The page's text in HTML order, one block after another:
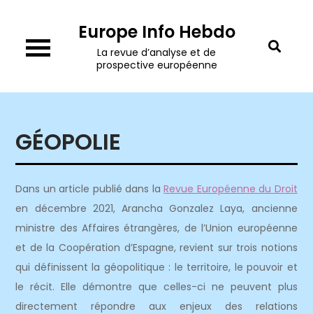
content
Europe Info Hebdo
La revue d’analyse et de
prospective européenne
GÉOPOLIE
Dans un article publié dans laRevue Européenne du Droit
en décembre 2021, Arancha Gonzalez Laya, ancienne
ministre des Affaires étrangères, de l’Union européenne
et de la Coopération d’Espagne, revient sur trois notions
qui définissent la géopolitique : le territoire, le pouvoir et
le récit. Elle démontre que celles-ci ne peuvent plus
directement répondre aux enjeux des relations